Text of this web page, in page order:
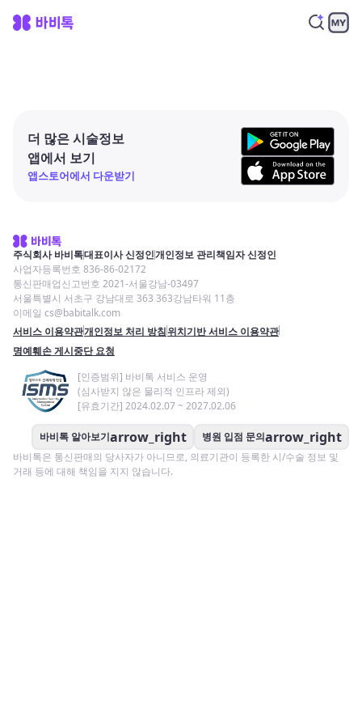
더 많은 시술정보
앱에서 보기
앱스토어에서 다운받기
주식회사 바비톡대표이사 신정인개인정보 관리책임자 신정인
사업자등록번호 836-86-02172
통신판매업신고번호 2021-서울강남-03497
서울특별시 서초구 강남대로 363 363강남타워 11층
이메일 cs@babitalk.com
서비스 이용약관개인정보 처리 방침위치기반 서비스 이용약관
명예훼손 게시중단 요청
[인증범위] 바비톡 서비스 운영
(심사받지 않은 물리적 인프라 제외)
[유효기간] 2024.02.07 ~ 2027.02.06
바비톡 알아보기arrow_right 병원 입점 문의arrow_right
바비톡은 통신판매의 당사자가 아니므로, 의료기관이 등록한 시/수술 정보 및
거래 등에 대해 책임을 지지 않습니다.